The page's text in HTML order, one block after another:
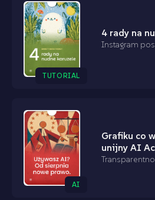
TUTORIAL
4 rady na
Instagram
AI
Grafiku co
unijny AI